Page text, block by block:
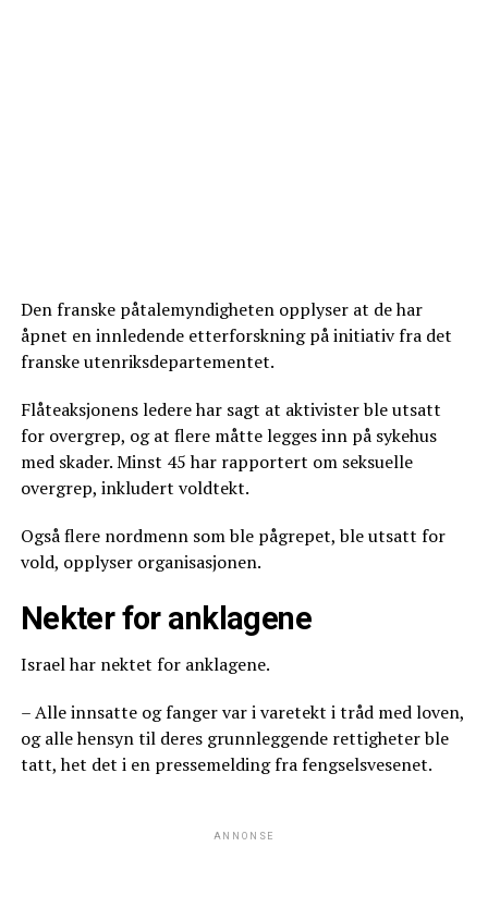
Den franske påtalemyndigheten opplyser at de har
åpnet en innledende etterforskning på initiativ fra det
franske utenriksdepartementet.
Flåteaksjonens ledere har sagt at aktivister ble utsatt
for overgrep, og at flere måtte legges inn på sykehus
med skader. Minst 45 har rapportert om seksuelle
overgrep, inkludert voldtekt.
Også flere nordmenn som ble pågrepet, ble utsatt for
vold, opplyser organisasjonen.
Nekter for anklagene
Israel har nektet for anklagene.
– Alle innsatte og fanger var i varetekt i tråd med loven,
og alle hensyn til deres grunnleggende rettigheter ble
tatt, het det i en pressemelding fra fengselsvesenet.
ANNONSE